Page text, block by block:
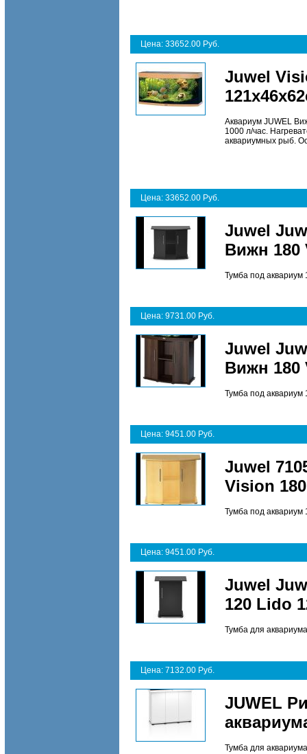
Цена: 33652.00 Руб.
Juwel
Аквариум JUWEL
1000 л/час.
аквариумных рыб.
Цена: 33652.00 Руб.
Juwel
Вижн 180
Тумба под
Цена: 9731.00 Руб.
Juwel
Вижн 180
Тумба под
Цена: 9451.00 Руб.
Juwel
Vision
Тумба под аквариум
Цена: 9451.00 Руб.
Juwel
120 Lido
Тумба для
Цена: 7132.00 Руб.
JUWEL
Тумба для